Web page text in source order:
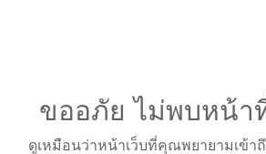
ขออภัย ไม่พบหน้
ดูเหมือนว่าหน้าเว็บที่คุณพยายามเข้า